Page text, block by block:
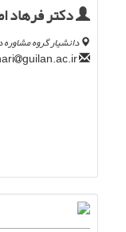
دکتر فرهاد
دانشیار گروه مشاوره
guilan.ac.ir